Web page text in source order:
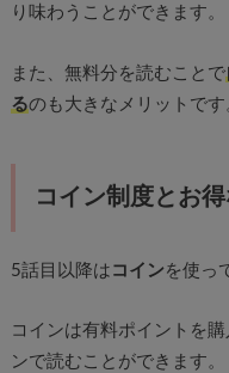
り味わうことができます。
また、無料分を読むことで
るのも大きなメリットです
コイン制度とお
5話目以降は コインを使っ
コインは有料ポイントを
ンで読むことができます。